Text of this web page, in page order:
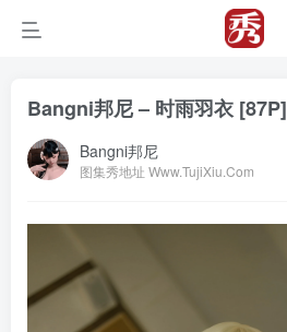
Bangni邦尼 – 时雨羽衣 [87P]
Bangni邦尼
图集秀地址 Www.TujiXiu.Com